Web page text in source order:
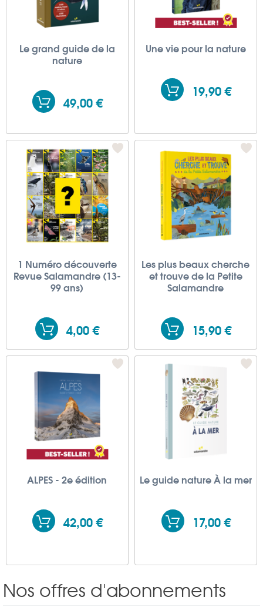
Le grand guide de la
nature
49,00 €
Une vie pour la nature
19,90 €
1 Numéro découverte
Revue Salamandre (13-
99 ans)
4,00 €
Les plus beaux cherche
et trouve de la Petite
Salamandre
15,90 €
ALPES - 2e édition
42,00 €
Le guide nature À la mer
17,00 €
Nos offres d'abonnements